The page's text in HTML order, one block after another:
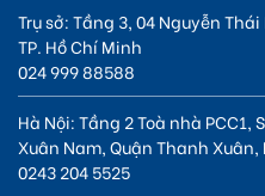
Trụ sở: Tầng 3, 04 Nguyễn
TP. Hồ Chí Minh
024 999 88588
Hà Nội: Tầng 2 Toà nhà PCC1,
Xuân Nam, Quận Thanh Xuân,
0243 204 5525